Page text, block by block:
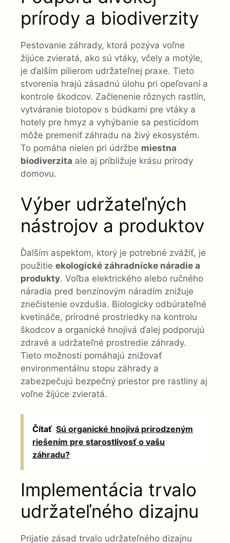
prírody a biodiverzity
Pestovanie záhrady, ktorá pozýva voľne
žijúce zvieratá, ako sú vtáky, včely a motýle,
je ďalším pilierom udržateľnej praxe. Tieto
stvorenia hrajú zásadnú úlohu pri opeľovaní a
kontrole škodcov. Začlenenie rôznych rastlín,
vytváranie biotopov s búdkami pre vtáky a
hotely pre hmyz a vyhýbanie sa pesticídom
môže premeniť záhradu na živý ekosystém.
To pomáha nielen pri údržbe miestna
biodiverzita ale aj približuje krásu prírody
domovu.
Výber udržateľných
nástrojov a produktov
Ďalším aspektom, ktorý je potrebné zvážiť, je
použitie ekologické záhradnícke náradie a
produkty. Voľba elektrického alebo ručného
náradia pred benzínovým náradím znižuje
znečistenie ovzdušia. Biologicky odbúrateľné
kvetináče, prírodné prostriedky na kontrolu
škodcov a organické hnojivá ďalej podporujú
zdravé a udržateľné prostredie záhrady.
Tieto možnosti pomáhajú znižovať
environmentálnu stopu záhrady a
zabezpečujú bezpečný priestor pre rastliny aj
voľne žijúce zvieratá.
Čítať Sú organické hnojivá prirodzeným
riešením pre starostlivosť o vašu
záhradu?
Implementácia trvalo
udržateľného dizajnu
Prijatie zásad trvalo udržateľného dizajnu